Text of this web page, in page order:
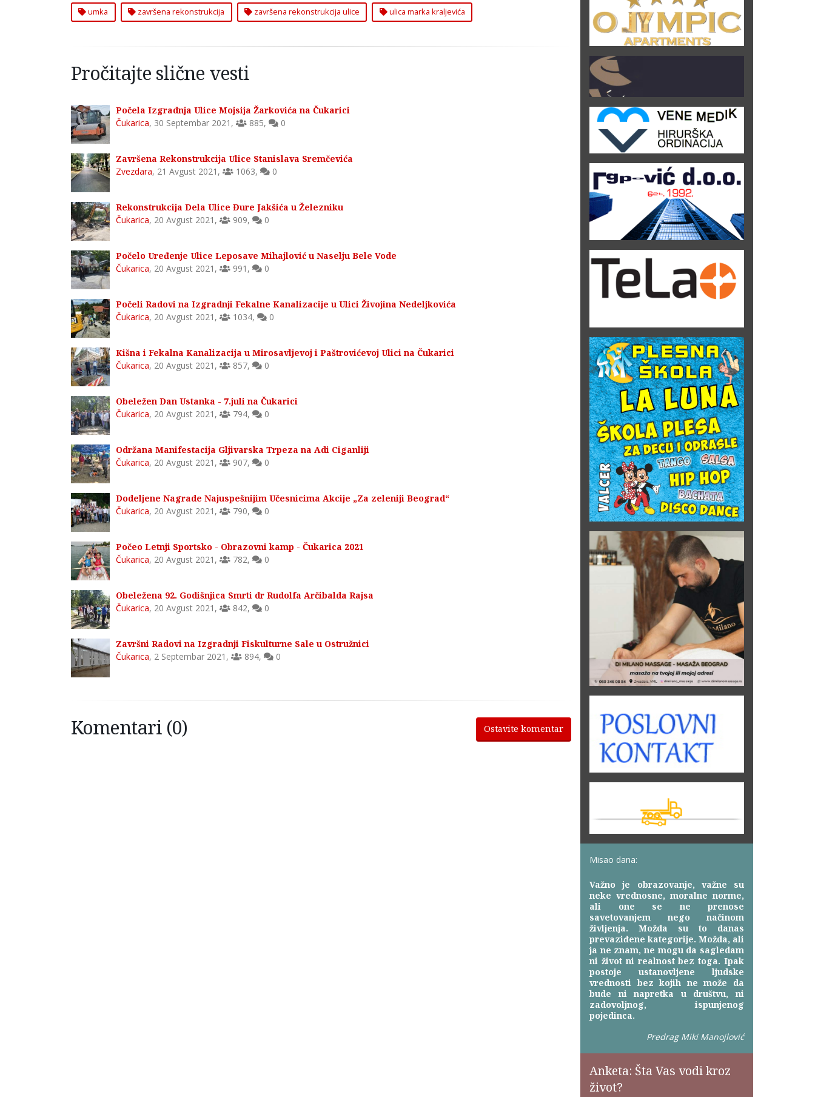
umka završena rekonstrukcija završena rekonstrukcija ulice ulica marka kraljevića
Pročitajte slične vesti
Počela Izgradnja Ulice Mojsija Žarkovića na Čukarici
Čukarica, 30 Septembar 2021 , 885, 0
Završena Rekonstrukcija Ulice Stanislava Sremčevića
Zvezdara, 21 Avgust 2021 , 1063, 0
Rekonstrukcija Dela Ulice Đure Jakšića u Železniku
Čukarica, 20 Avgust 2021 , 909, 0
Počelo Uređenje Ulice Leposave Mihajlović u Naselju Bele Vode
Čukarica, 20 Avgust 2021 , 991 , 0
Počeli Radovi na Izgradnji Fekalne Kanalizacije u Ulici Živojina Nedeljkovića
Čukarica, 20 Avgust 2021 , 1034, 0
Kišna i Fekalna Kanalizacija u Mirosavljevoj i Paštrovićevoj Ulici na Čukarici
Čukarica, 20 Avgust 2021 , 857, 0
Obeležen Dan Ustanka - 7.juli na Čukarici
Čukarica, 20 Avgust 2021 , 794, 0
Održana Manifestacija Gljivarska Trpeza na Adi Ciganliji
Čukarica, 20 Avgust 2021 , 907, 0
Dodeljene Nagrade Najuspešnijim Učesnicima Akcije „Za zeleniji Beograd“
Čukarica, 20 Avgust 2021 , 790, 0
Počeo Letnji Sportsko - Obrazovni kamp - Čukarica 2021
Čukarica, 20 Avgust 2021 , 782, 0
Obeležena 92. Godišnjica Smrti dr Rudolfa Arčibalda Rajsa
Čukarica, 20 Avgust 2021 , 842, 0
Završni Radovi na Izgradnji Fiskulturne Sale u Ostružnici
Čukarica, 2 Septembar 2021 , 894, 0
Komentari (0) Ostavite komentar
Misao dana:
Važno je obrazovanje, važne su
neke vrednosne, moralne norme,
ali one se ne prenose
savetovanjem nego načinom
življenja. Možda su to danas
prevaziđene kategorije. Možda, ali
ja ne znam, ne mogu da sagledam
ni život ni realnost bez toga. Ipak
postoje ustanovljene ljudske
vrednosti bez kojih ne može da
bude ni napretka u društvu, ni
zadovoljnog, ispunjenog
pojedinca.
Predrag Miki Manojlović
Anketa: Šta Vas vodi kroz
život?